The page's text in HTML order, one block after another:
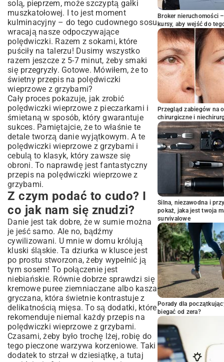
solą, pieprzem, może szczyptą gałki
muszkatołowej. I to jest moment
kulminacyjny – do tego cudownego sosu
wracają nasze odpoczywające
polędwiczki. Razem z sokami, które
puściły na talerzu! Dusimy wszystko
razem jeszcze z 5-7 minut, żeby smaki
się przegryzły. Gotowe. Mówiłem, że to
świetny przepis na polędwiczki
wieprzowe z grzybami?
Cały proces pokazuje, jak zrobić
polędwiczki wieprzowe z pieczarkami i
śmietaną w sposób, który gwarantuje
sukces. Pamiętajcie, że to właśnie te
detale tworzą danie wyjątkowym. A te
polędwiczki wieprzowe z grzybami i
cebulą to klasyk, który zawsze się
obroni. To naprawdę jest fantastyczny
przepis na polędwiczki wieprzowe z
grzybami.
Z czym podać to cudo? I
co jak nam się znudzi?
Danie jest tak dobre, że w sumie można
je jeść samo. Ale no, bądźmy
cywilizowani. U mnie w domu królują
kluski śląskie. Ta dziurka w klusce jest
po prostu stworzona, żeby wypełnić ją
tym sosem! To połączenie jest
niebiańskie. Równie dobrze sprawdzi się
kremowe puree ziemniaczane albo kasza
gryczana, która świetnie kontrastuje z
delikatnością mięsa. To są dodatki, które
rekomenduje niemal każdy przepis na
polędwiczki wieprzowe z grzybami.
Czasami, żeby było trochę lżej, robię do
tego pieczone warzywa korzeniowe. Taki
dodatek to strzał w dziesiątkę, a tutaj
Broker nieruchomości
kursy, aby wejść do
Przegląd zabiegów na
chirurgiczne i
Silna, niezawodna i
pokaż, jaka jest twoja
survivalowe
Porady dla
biegać od zera?